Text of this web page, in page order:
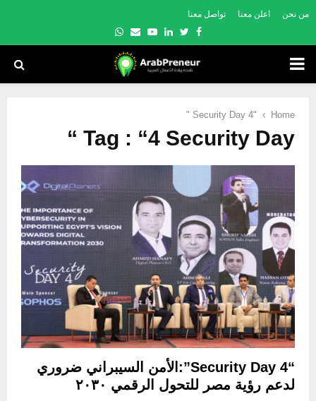
من نحن اعلن معنا تواصل معنا
Facebook
Twitter
Linkedin
Youtube
Email
Whatsapp
PRIMARY
Home
"4 Security Day "
Tag : “4 Security Day “
“Security Day 4”:الأمن السيبراني ضروري
لدعم رؤية مصر للتحول الرقمي ٢٠٣٠